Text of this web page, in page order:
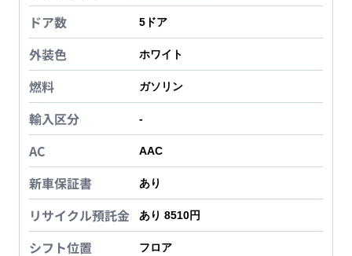
ドア数 5 ドア
外装色 ホワイト
燃料 ガソリン
輸入区分 -
AC AAC
新車保証書 あり
リサイクル預託金 あり 8510円
シフト位置 フロア